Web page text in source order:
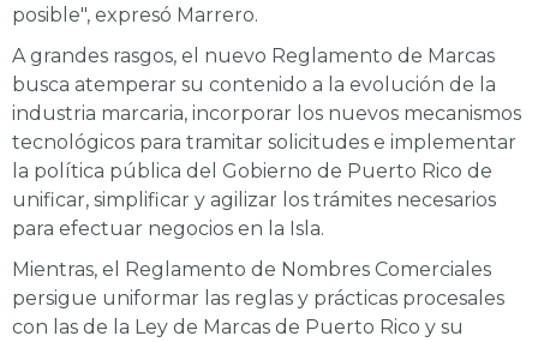
posible", expresó Marrero.
A grandes rasgos, el nuevo Reglamento de Marcas
busca atemperar su contenido a la evolución de la
industria marcaria, incorporar los nuevos mecanismos
tecnológicos para tramitar solicitudes e implementar
la política pública del Gobierno de Puerto Rico de
unificar, simplificar y agilizar los trámites necesarios
para efectuar negocios en la Isla.
Mientras, el Reglamento de Nombres Comerciales
persigue uniformar las reglas y prácticas procesales
con las de la Ley de Marcas de Puerto Rico y su